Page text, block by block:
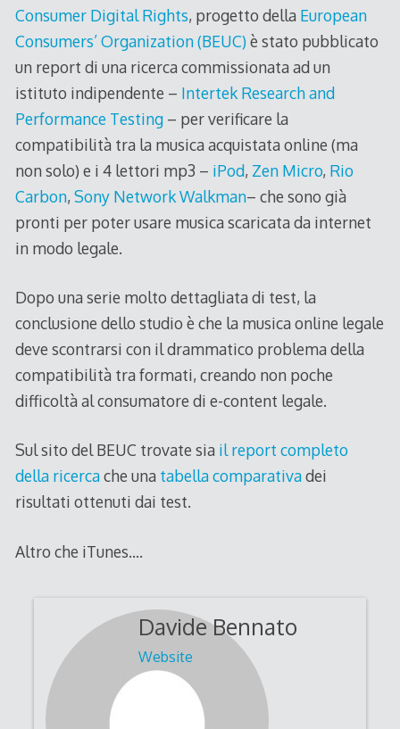
Consumer Digital Rights, progetto della European
Consumers’ Organization (BEUC)è stato pubblicato
un report di una ricerca commissionata ad un
istituto indipendente – Intertek Research and
Performance Testing– per verificare la
compatibilità tra la musica acquistata online (ma
non solo) e i 4 lettori mp3 – iPod, Zen Micro, Rio
Carbon, Sony Network Walkman– che sono già
pronti per poter usare musica scaricata da internet
in modo legale.
Dopo una serie molto dettagliata di test, la
conclusione dello studio è che la musica online legale
deve scontrarsi con il drammatico problema della
compatibilità tra formati, creando non poche
difficoltà al consumatore di e-content legale.
Sul sito del BEUC trovate sia il report completo
della ricercache una tabella comparativadei
risultati ottenuti dai test.
Altro che iTunes….
Davide Bennato
Website